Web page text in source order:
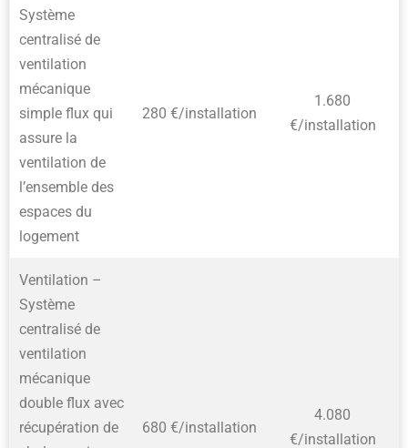
Système
centralisé de
ventilation
mécanique
simple flux qui
assure la
ventilation de
l’ensemble des
espaces du
logement
280 €/installation
1.680
€/installation
Ventilation –
Système
centralisé de
ventilation
mécanique
double flux avec
récupération de
680 €/installation
4.080
€/installation